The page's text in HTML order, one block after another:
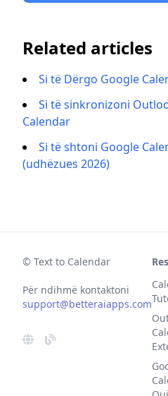
Related articles
Si të Dërgo Google
Si të sinkronizoni
Calendar
Si të shtoni Google
(udhëzues 2026)
© Text to Calendar
Për ndihmë kontaktoni
support@betteraiapps.com